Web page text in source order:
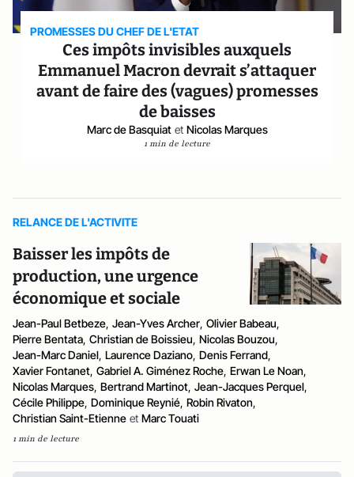
PROMESSES DU CHEF DE L'ETAT
Ces impôts invisibles auxquels
Emmanuel Macron devrait s’attaquer
avant de faire des (vagues) promesses
de baisses
Marc de Basquiat et Nicolas Marques
1 min de lecture
RELANCE DE L'ACTIVITE
Baisser les impôts de
production, une urgence
économique et sociale
Jean-Paul Betbeze, Jean-Yves Archer, Olivier Babeau,
Pierre Bentata, Christian de Boissieu, Nicolas Bouzou,
Jean-Marc Daniel, Laurence Daziano, Denis Ferrand,
Xavier Fontanet, Gabriel A. Giménez Roche, Erwan Le Noan,
Nicolas Marques, Bertrand Martinot, Jean-Jacques Perquel,
Cécile Philippe, Dominique Reynié, Robin Rivaton,
Christian Saint-Etienne et Marc Touati
1 min de lecture